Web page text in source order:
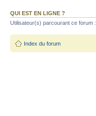
QUI EST EN LIGNE ?
Utilisateur(s) parcourant ce forum
Index du forum